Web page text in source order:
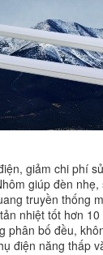
giảm chi phí
giúp đèn
truyền thống
nhiệt tốt hơn
phân bố đều,
điện năng thấp